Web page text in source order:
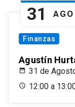
31 AGO
Finanzas
Agustín
31 de
12:00 a